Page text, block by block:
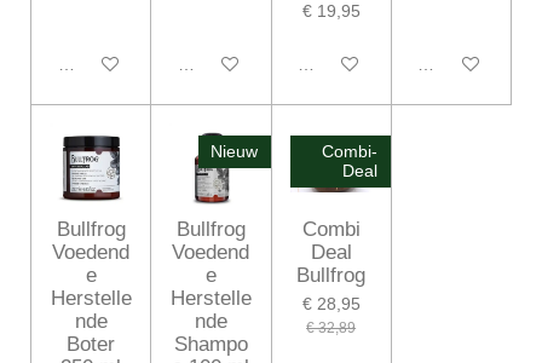
Houd mij op de hoogteHoud mij op de hoogte
€ 19,95
In winkelwagen In winkelwagen
Bullfrog
Voedend
e
Herstelle
nde
Boter
Nieuw
Bullfrog
Voedend
e
Herstelle
nde
Shampo
Combi-
Deal
Combi
Deal
Bullfrog
€ 28,95
€ 32,89